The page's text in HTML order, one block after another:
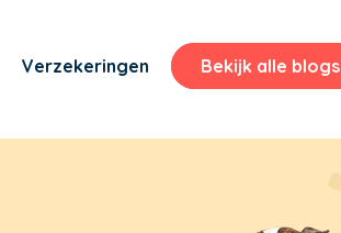
Verzekeringen Bekijk alle blogs